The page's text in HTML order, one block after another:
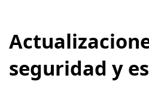
seguridad y